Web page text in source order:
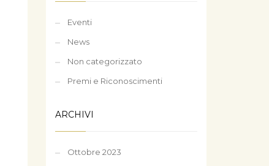
Eventi
News
Non categorizzato
Premi e Riconoscimenti
ARCHIVI
Ottobre 2023